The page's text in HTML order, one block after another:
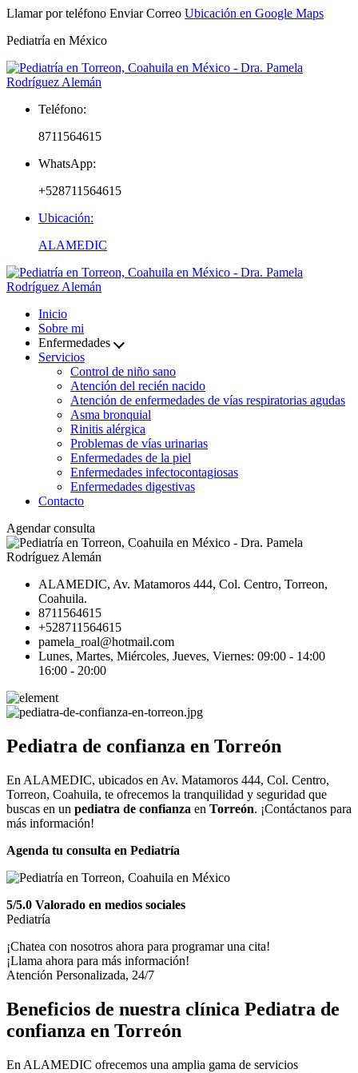
Llamar por teléfono Enviar Correo Ubicación en Google Maps
Pediatría en México
Teléfono:
8711564615
WhatsApp:
+528711564615
Ubicación:
ALAMEDIC
Inicio
Sobre mi
Enfermedades
Servicios
Control de niño sano
Atención del recién nacido
Atención de enfermedades de vías respiratorias agudas
Asma bronquial
Rinitis alérgica
Problemas de vías urinarias
Enfermedades de la piel
Enfermedades infectocontagiosas
Enfermedades digestivas
Contacto
Agendar consulta
ALAMEDIC, Av. Matamoros 444, Col. Centro, Torreon,
Coahuila.
8711564615
+528711564615
pamela_roal@hotmail.com
Lunes, Martes, Miércoles, Jueves, Viernes: 09:00 - 14:00
16:00 - 20:00
Pediatra de confianza en Torreón
En ALAMEDIC, ubicados en Av. Matamoros 444, Col. Centro,
Torreon, Coahuila, te ofrecemos la tranquilidad y seguridad que
buscas en un pediatra de confianza en Torreón. ¡Contáctanos para
más información!
Agenda tu consulta en Pediatría
5/5.0 Valorado en medios sociales
Pediatría
¡Chatea con nosotros ahora para programar una cita!
¡Llama ahora para más información!
Atención Personalizada, 24/7
Beneficios de nuestra clínica Pediatra de
confianza en Torreón
En ALAMEDIC ofrecemos una amplia gama de servicios